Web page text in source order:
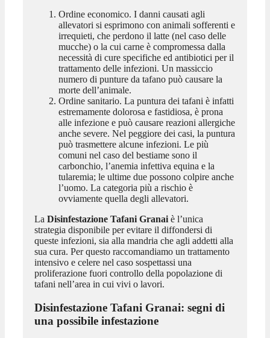
Ordine economico. I danni causati agli
allevatori si esprimono con animali sofferenti e
irrequieti, che perdono il latte (nel caso delle
mucche) o la cui carne è compromessa dalla
necessità di cure specifiche ed antibiotici per il
trattamento delle infezioni. Un massiccio
numero di punture da tafano può causare la
morte dell’animale.
Ordine sanitario. La puntura dei tafani è infatti
estremamente dolorosa e fastidiosa, è prona
alle infezione e può causare reazioni allergiche
anche severe. Nel peggiore dei casi, la puntura
può trasmettere alcune infezioni. Le più
comuni nel caso del bestiame sono il
carbonchio, l’anemia infettiva equina e la
tularemia; le ultime due possono colpire anche
l’uomo. La categoria più a rischio è
ovviamente quella degli allevatori.
La Disinfestazione Tafani Granaiè l’unica
strategia disponibile per evitare il diffondersi di
queste infezioni, sia alla mandria che agli addetti alla
sua cura. Per questo raccomandiamo un trattamento
intensivo e celere nel caso sospettassi una
proliferazione fuori controllo della popolazione di
tafani nell’area in cui vivi o lavori.
Disinfestazione Tafani Granai: segni di
una possibile infestazione